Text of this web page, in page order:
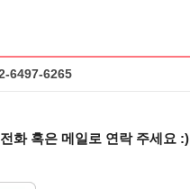
6497-6265
화 혹은 메일로 연락 주세요 :)